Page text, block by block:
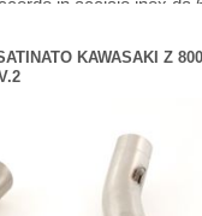
in acciaio inox da
omologati E3 con
KAWASAKI Z 800